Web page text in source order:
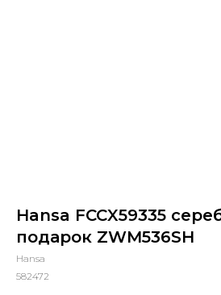
Hansa FCCX59335
подарок ZWM536SH
Hansa
582472